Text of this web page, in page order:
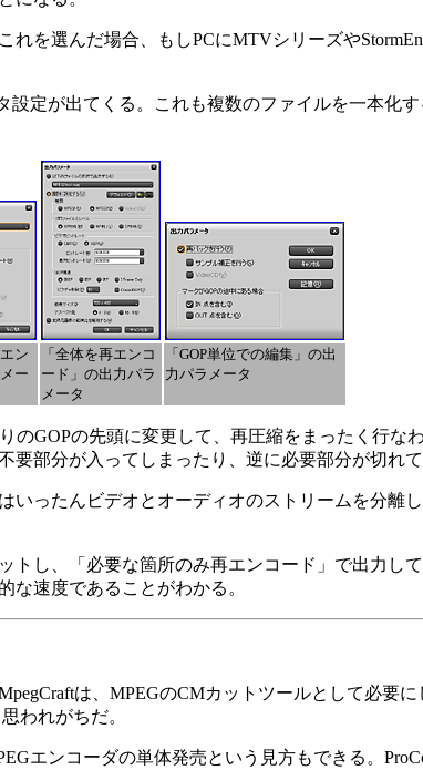
を選んだ場合、もしPCにMTVシリーズや
定が出てくる。これも複数のファイルを一本化
ン
ー
「全体を再エンコ
ード」の出力パラ
メータ
「GOP単位での編集」の出
力パラメータ
GOPの先頭に変更して、再圧縮をまったく行な
部分が入ってしまったり、逆に必要部分が切れ
ったんビデオとオーディオのストリームを分離
トし、「必要な箇所のみ再エンコード」で出力し
な速度であることがわかる。
は、MPEGのCMカットツールとして必要
われがちだ。
エンコーダの単体発売という見方もできる。